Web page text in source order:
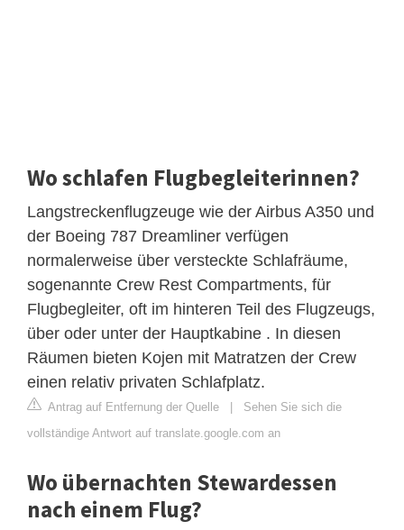
Wo schlafen Flugbegleiterinnen?
Langstreckenflugzeuge wie der Airbus A350 und
der Boeing 787 Dreamliner verfügen
normalerweise über versteckte Schlafräume,
sogenannte Crew Rest Compartments, für
Flugbegleiter, oft im hinteren Teil des Flugzeugs,
über oder unter der Hauptkabine . In diesen
Räumen bieten Kojen mit Matratzen der Crew
einen relativ privaten Schlafplatz.
Antrag auf Entfernung der Quelle
Sehen Sie sich die
vollständige Antwort auf translate.google.com an
Wo übernachten Stewardessen
nach einem Flug?